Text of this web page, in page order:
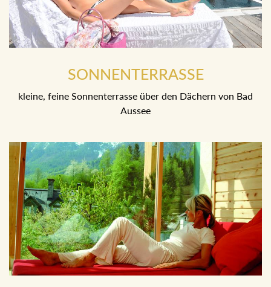
SONNENTERRASSE
kleine, feine Sonnenterrasse über den Dächern von Bad
Aussee